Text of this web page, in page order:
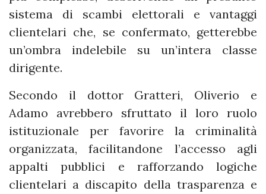
sistema di scambi elettorali e vantaggi
clientelari che, se confermato, getterebbe
un’ombra indelebile su un’intera classe
dirigente.
Secondo il dottor Gratteri, Oliverio e
Adamo avrebbero sfruttato il loro ruolo
istituzionale per favorire la criminalità
organizzata, facilitandone l’accesso agli
appalti pubblici e rafforzando logiche
clientelari a discapito della trasparenza e